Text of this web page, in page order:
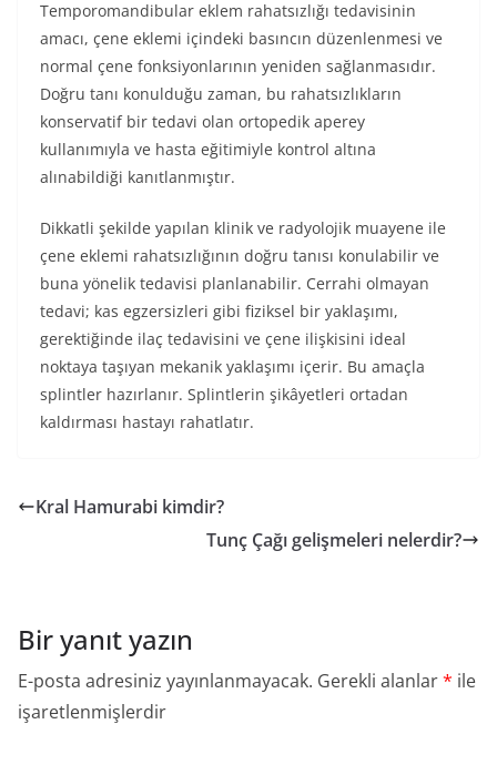
Temporomandibular eklem rahatsızlığı tedavisinin
amacı, çene eklemi içindeki basıncın düzenlenmesi ve
normal çene fonksiyonlarının yeniden sağlanmasıdır.
Doğru tanı konulduğu zaman, bu rahatsızlıkların
konservatif bir tedavi olan ortopedik aperey
kullanımıyla ve hasta eğitimiyle kontrol altına
alınabildiği kanıtlanmıştır.
Dikkatli şekilde yapılan klinik ve radyolojik muayene ile
çene eklemi rahatsızlığının doğru tanısı konulabilir ve
buna yönelik tedavisi planlanabilir. Cerrahi olmayan
tedavi; kas egzersizleri gibi fiziksel bir yaklaşımı,
gerektiğinde ilaç tedavisini ve çene ilişkisini ideal
noktaya taşıyan mekanik yaklaşımı içerir. Bu amaçla
splintler hazırlanır. Splintlerin şikâyetleri ortadan
kaldırması hastayı rahatlatır.
Kral Hamurabi kimdir?
Tunç Çağı gelişmeleri nelerdir?
Bir yanıt yazın
E-posta adresiniz yayınlanmayacak. Gerekli alanlar* ile
işaretlenmişlerdir